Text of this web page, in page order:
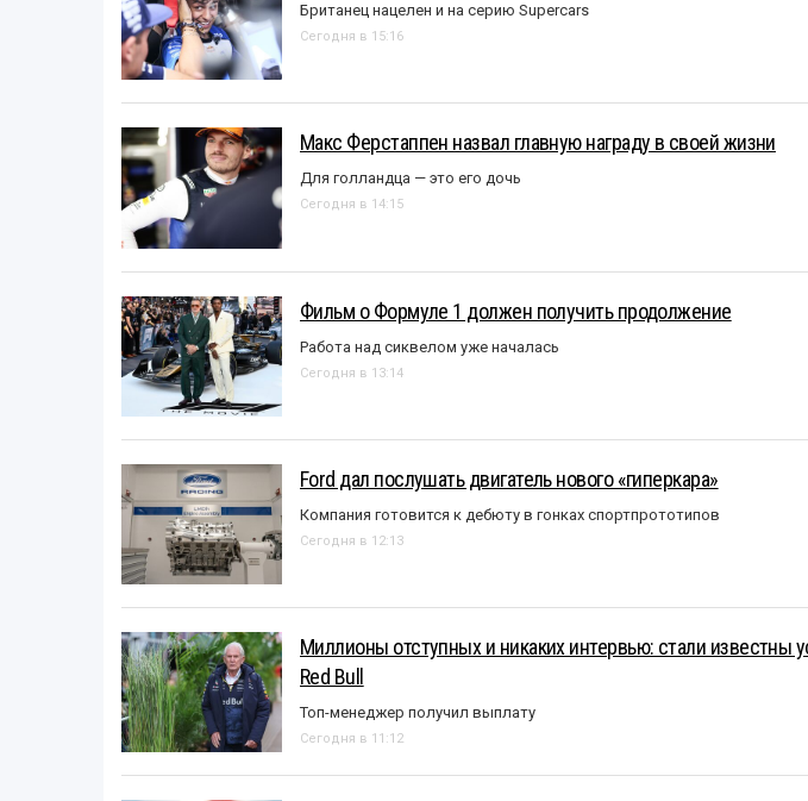
Британец нацелен и на серию Supercars
Сегодня в 15:16
Макс Ферстаппен назвал главную награду в своей жизни
Для голландца — это его дочь
Сегодня в 14:15
Фильм о Формуле 1 должен получить продолжение
Работа над сиквелом уже началась
Сегодня в 13:14
Ford дал послушать двигатель нового «гиперкара»
Компания готовится к дебюту в гонках спортпрототипов
Сегодня в 12:13
Миллионы отступных и никаких интервью: стали известны
Red Bull
Топ-менеджер получил выплату
Сегодня в 11:12